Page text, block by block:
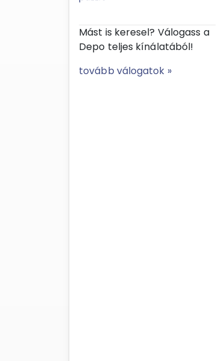
Mást is keresel? Válogass a
Depo teljes kínálatából!
tovább válogatok »